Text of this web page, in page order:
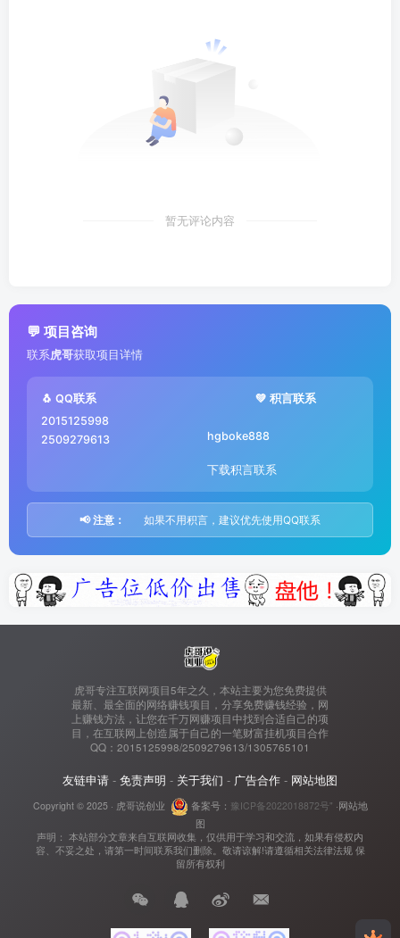
暂无评论内容
💬 项目咨询
联系虎哥获取项目详情
🐧 QQ联系
2015125998
2509279613
💚 积言联系
hgboke888
下载积言联系
📢 注意： 如果不用积言，建议优先使用QQ联系
虎哥专注互联网项目5年之久，本站主要为您免费提供
最新、最全面的网络赚钱项目，分享免费赚钱经验，网
上赚钱方法，让您在千万网赚项目中找到合适自己的项
目，在互联网上创造属于自己的一笔财富挂机项目合作
QQ：2015125998/2509279613/1305765101
友链申请 - 免责声明 - 关于我们 - 广告合作 - 网站地图
Copyright © 2025 · 虎哥说创业 备案号： 豫ICP备2022018872号" ·网站地
图
声明： 本站部分文章来自互联网收集，仅供用于学习和交流，如果有侵权内
容、不妥之处，请第一时间联系我们删除。敬请谅解!请遵循相关法律法规 保
留所有权利